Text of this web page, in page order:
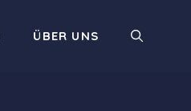
ÜBER UNS